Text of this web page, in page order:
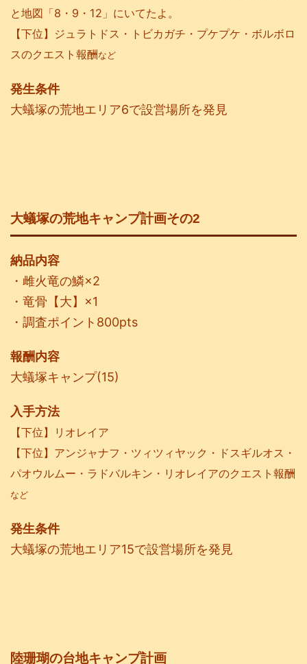
と地図「8・9・12」にいてたよ。
【下位】ジュラトドス・トビカガチ・プケプケ・ボルボロ
スのクエスト報酬など
発生条件
大蟻塚の荒地エリア6で設営場所を発見
大蟻塚の荒地キャンプ計画その2
納品内容
・雌火竜の鱗×2
・竜骨【大】×1
・調査ポイント800pts
報酬内容
大蟻塚キャンプ(15)
入手方法
【下位】リオレイア
【下位】アンジャナフ・ツィツィヤック・ドスギルオス・
パオウルムー・ラドバルキン・リオレイアのクエスト報酬
など
発生条件
大蟻塚の荒地エリア15で設営場所を発見
陸珊瑚の台地キャンプ計画